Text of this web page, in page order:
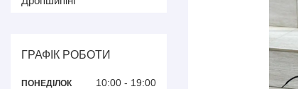
ГРАФІК РОБОТИ
ПОНЕДІЛОК 10:00 19:00